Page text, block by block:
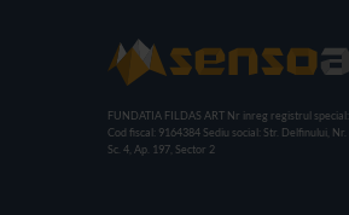
FUNDATIA FILDAS ART Nr inreg registrul
Cod fiscal: 9164384 Sediu social: Str. Delfinului,
Sc. 4, Ap. 197, Sector 2